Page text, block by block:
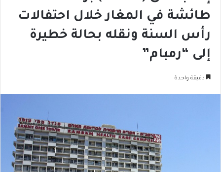
طائشة في المغار خلال احتفالات
رأس السنة ونقله بحالة خطيرة
إلى “رمبام”
دقيقة واحدة